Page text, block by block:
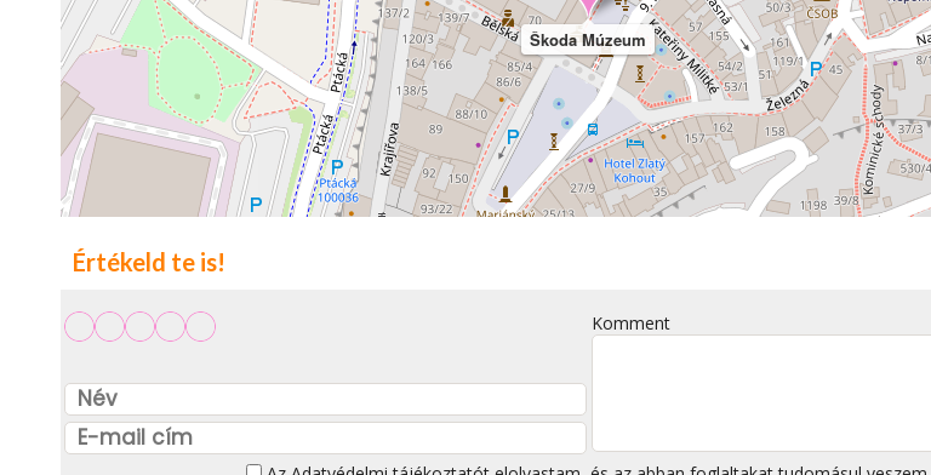
Škoda Múzeum
Értékeld te is!
Komment